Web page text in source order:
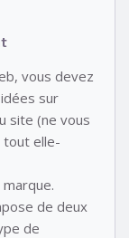
vous devez
sur
site (ne vous
tout elle-
de deux
de